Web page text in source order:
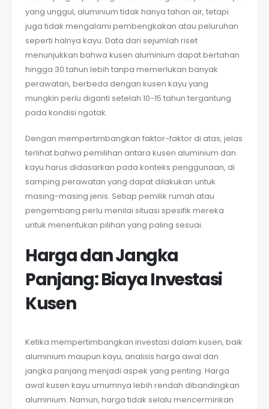
yang unggul, aluminium tidak hanya tahan air, tetapi
juga tidak mengalami pembengkakan atau peluruhan
seperti halnya kayu. Data dari sejumlah riset
menunjukkan bahwa kusen aluminium dapat bertahan
hingga 30 tahun lebih tanpa memerlukan banyak
perawatan, berbeda dengan kusen kayu yang
mungkin perlu diganti setelah 10-15 tahun tergantung
pada kondisi ngotak.
Dengan mempertimbangkan faktor-faktor di atas, jelas
terlihat bahwa pemilihan antara kusen aluminium dan
kayu harus didasarkan pada konteks penggunaan, di
samping perawatan yang dapat dilakukan untuk
masing-masing jenis. Setiap pemilik rumah atau
pengembang perlu menilai situasi spesifik mereka
untuk menentukan pilihan yang paling sesuai.
Harga dan Jangka
Panjang: Biaya Investasi
Kusen
Ketika mempertimbangkan investasi dalam kusen, baik
aluminium maupun kayu, analisis harga awal dan
jangka panjang menjadi aspek yang penting. Harga
awal kusen kayu umumnya lebih rendah dibandingkan
aluminium. Namun, harga tidak selalu mencerminkan